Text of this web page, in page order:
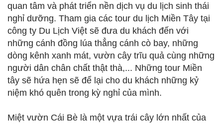
quan tâm và phát triển nền dịch vụ du lịch sinh thái
nghỉ dưỡng. Tham gia các tour du lịch Miền Tây tại
công ty Du Lịch Việt sẽ đưa du khách đến với
những cánh đồng lúa thẳng cánh cò bay, những
dòng kênh xanh mát, vườn cây trĩu quả cùng những
người dân chân chất thật thà,... Những tour Miền
tây sẽ hứa hẹn sẽ để lại cho du khách những kỷ
niệm khó quên trong kỳ nghỉ của mình.
Miệt vườn Cái Bè là một vựa trái cây lớn nhất của